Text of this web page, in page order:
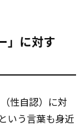
」に対す
性自認）に対
いう言葉も身近